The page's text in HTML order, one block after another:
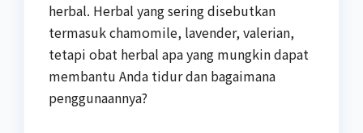
herbal. Herbal yang sering disebutkan
termasuk chamomile, lavender, valerian,
tetapi obat herbal apa yang mungkin dapat
membantu Anda tidur dan bagaimana
penggunaannya?